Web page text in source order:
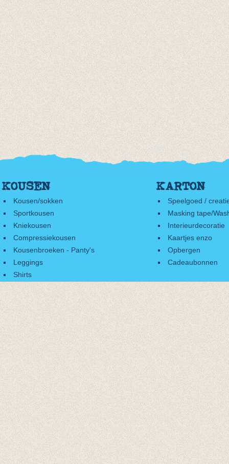
KOUSEN
Kousen/sokken
Sportkousen
Kniekousen
Compressiekousen
Kousenbroeken - Panty's
Leggings
Shirts
KARTON
Speelgoed /
Masking tape/
Interieurdecoratie
Kaartjes enzo
Opbergen
Cadeaubonnen